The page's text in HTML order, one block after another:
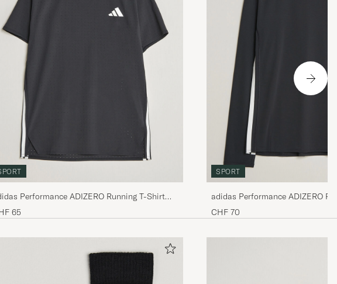
Performance ADIZERO Running T-Shirt
65
SPORT
adidas Performance ADIZERO
Sleeve T-Shirt Black
CHF 70